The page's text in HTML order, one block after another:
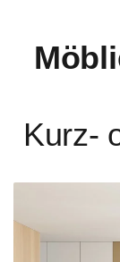
Kurz-